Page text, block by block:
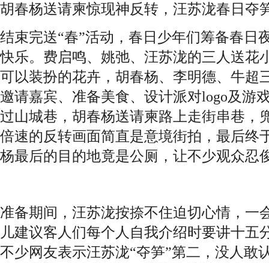
胡春杨送请柬惊现神反转，汪苏泷春日夺
结束完送“春”活动，春日少年们筹备春日
快乐。费启鸣、姚弛、汪苏泷的三人送花
可以装扮的花卉，胡春杨、李明德、牛超
邀请嘉宾、准备美食、设计派对logo及游
过山城巷，胡春杨送请柬路上走街串巷，
倍速的反转画面简直是意境街拍，最后终
杨最后的目的地竟是公厕，让不少观众忍
准备期间，汪苏泷按捺不住迫切心情，一
儿建议客人们每个人自我介绍时要讲十五
不少网友表示汪苏泷“夺笋”第二，没人敢